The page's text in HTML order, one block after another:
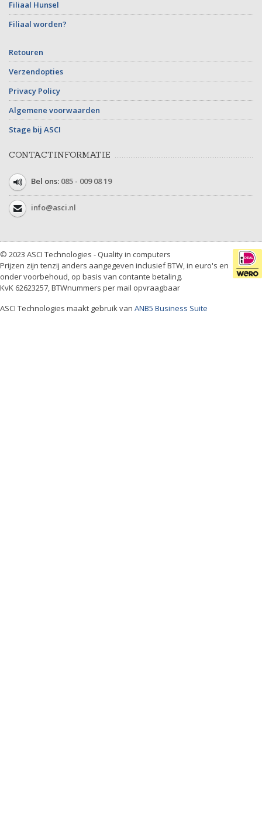
Filiaal Hunsel
Filiaal worden?
Retouren
Verzendopties
Privacy Policy
Algemene voorwaarden
Stage bij ASCI
CONTACTINFORMATIE
Bel ons: 085 - 009 08 19
info@asci.nl
© 2023 ASCI Technologies - Quality in computers
Prijzen zijn tenzij anders aangegeven inclusief BTW, in euro's en
onder voorbehoud, op basis van contante betaling.
KvK 62623257, BTWnummers per mail opvraagbaar
ASCI Technologies maakt gebruik van ANB5 Business Suite